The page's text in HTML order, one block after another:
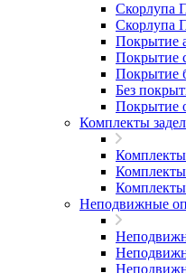
Скорлупа
Скорлупа
Покрытие
Покрытие
Покрытие
Без
Покрытие
Комплекты
Неподвижные